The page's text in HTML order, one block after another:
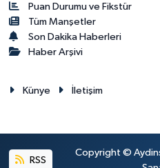
Puan Durumu ve Fikstür
Tüm Manşetler
Son Dakika Haberleri
Haber Arşivi
Künye İletişim
RSS
Copyright ©